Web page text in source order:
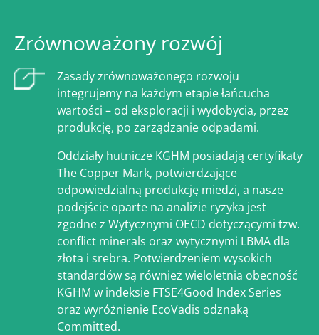
Zrównoważony rozwój
Zasady zrównoważonego rozwoju
integrujemy na każdym etapie łańcucha
wartości – od eksploracji i wydobycia, przez
produkcję, po zarządzanie odpadami.
Oddziały hutnicze KGHM posiadają certyfikaty
The Copper Mark, potwierdzające
odpowiedzialną produkcję miedzi, a nasze
podejście oparte na analizie ryzyka jest
zgodne z Wytycznymi OECD dotyczącymi tzw.
conflict minerals oraz wytycznymi LBMA dla
złota i srebra. Potwierdzeniem wysokich
standardów są również wieloletnia obecność
KGHM w indeksie FTSE4Good Index Series
oraz wyróżnienie EcoVadis odznaką
Committed.